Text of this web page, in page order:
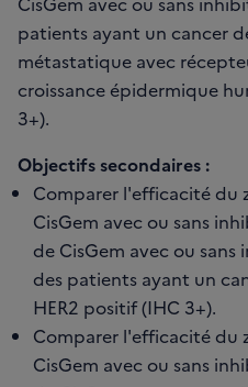
patients ayant un cancer
métastatique avec
croissance épidermique
3+).
Objectifs secondaires :
Comparer l'efficacité du
CisGem avec ou sans
de CisGem avec ou sans
des patients ayant un
HER2 positif (IHC 3+).
Comparer l'efficacité du
CisGem avec ou sans